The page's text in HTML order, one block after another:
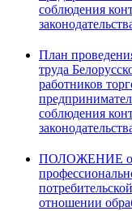
соблюдения
План
труда
работников
соблюдения
ПОЛОЖЕНИЕ о
отношении